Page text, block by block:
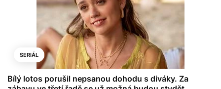
SERIÁL
Bílý lotos porušil nepsanou dohodu s diváky. Za